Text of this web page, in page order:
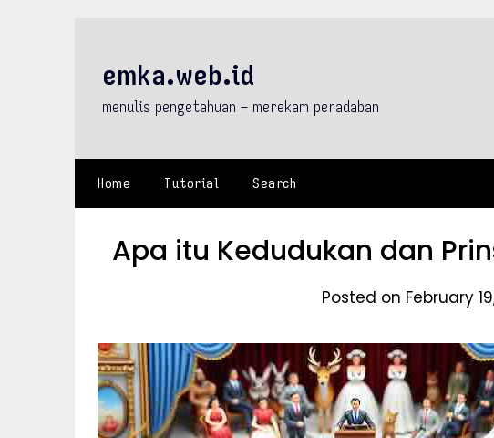
emka.web.id
menulis pengetahuan – merekam peradaban
Home Tutorial Search
Apa itu Kedudukan dan
Posted on February